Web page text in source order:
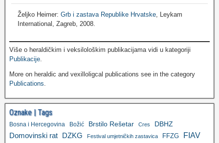
Željko Heimer: Grb i zastava Republike Hrvatske , Leykam
International, Zagreb, 2008.
Više o heraldičkim i veksilološkim publikacijama vidi u kategoriji
Publikacije.
More on heraldic and vexilloligcal publications see in the category
Publications.
Oznake | Tags
Bosna i Hercegovina Božić Brstilo Rešetar Cres DBHZ
Domovinski rat DZKG Festival umjetničkih zastavica FFZG FIAV